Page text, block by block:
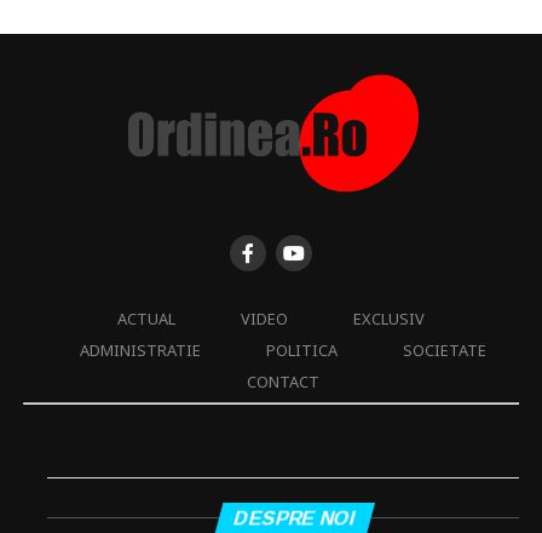
ACTUAL VIDEO
EXCLUSIV
ADMINISTRATIE
POLITICA
SOCIETATE
CONTACT
DESPRE NOI